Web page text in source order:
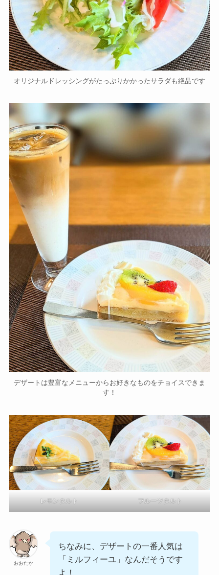
オリジナルドレッシングがたっぷりかかったサラダも絶品です
デザートは豊富なメニューからお好きなものをチョイスできま
す！
レモンタルト フルーツタルト
おおたか
ちなみに、デザートの一番人気は
「ミルフィーユ」なんだそうです
よ！